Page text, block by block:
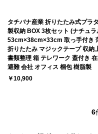
タチバナ産業 折りたたみ式プラ
製収納 BOX 3枚セット (ナチュラ
53cm×38cm×33cm 取っ手付き
折りたたみ マジックテープ 収納
書類整理 箱 テレワーク 蓋付き
避難 会社 オフィス 梱包 樹脂製
￥10,900
6